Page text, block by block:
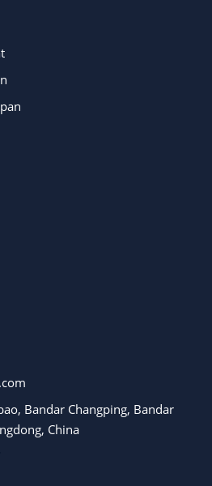
Bandar Changping, Bandar
China